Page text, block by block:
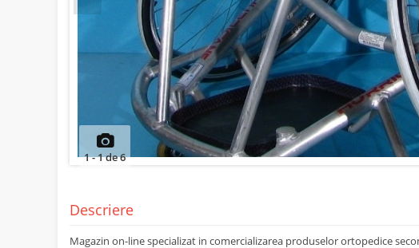
1-1de6
Descriere
Magazin on-line specializat in comercializarea produselor ortopedice